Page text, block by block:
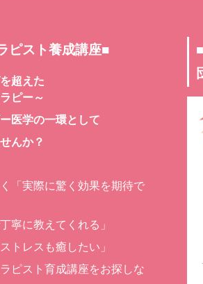
ピスト養成講座■
超えた
ピー～
医学の一環として
んか？
「実際に驚く効果を期待で
寧に教えてくれる」
トレスも癒したい」
ピスト育成講座をお探しな